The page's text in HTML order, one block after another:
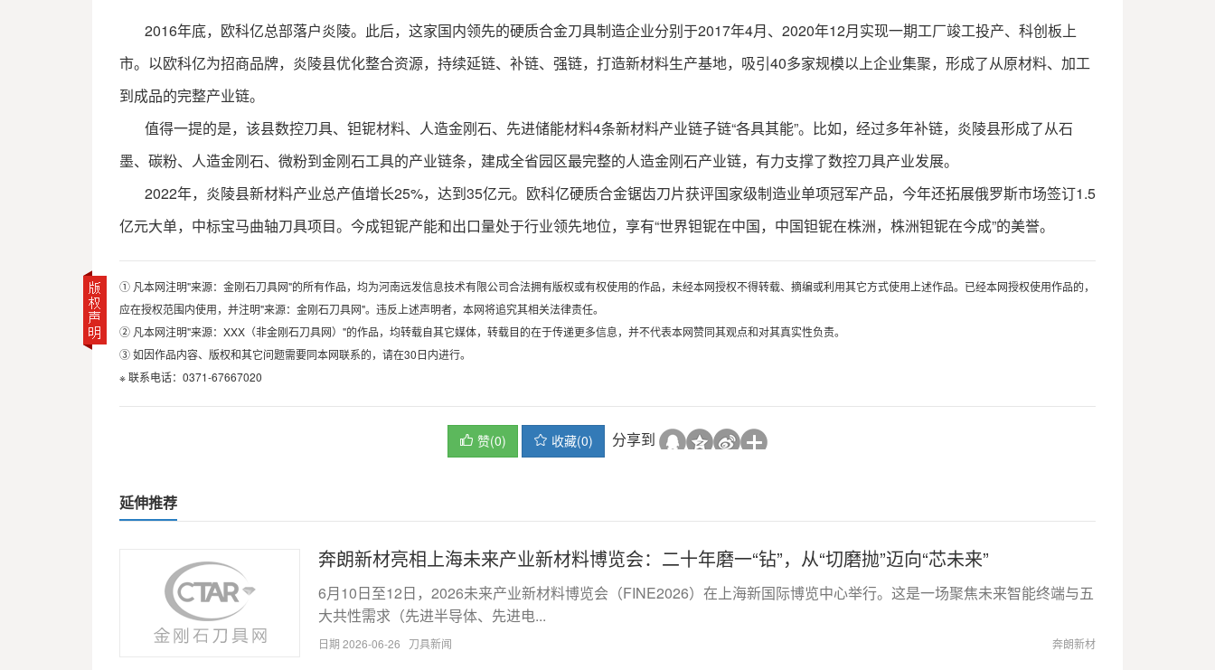
2016年底，欧科亿总部落户炎陵。此后，这家国内领先的硬质合金刀具制造企业分别于2017年4月、2020年12月实现一期工厂竣工投产、科创板上
市。以欧科亿为招商品牌，炎陵县优化整合资源，持续延链、补链、强链，打造新材料生产基地，吸引40多家规模以上企业集聚，形成了从原材料、加工
到成品的完整产业链。
值得一提的是，该县数控刀具、钽铌材料、人造金刚石、先进储能材料4条新材料产业链子链“各具其能”。比如，经过多年补链，炎陵县形成了从石
墨、碳粉、人造金刚石、微粉到金刚石工具的产业链条，建成全省园区最完整的人造金刚石产业链，有力支撑了数控刀具产业发展。
2022年，炎陵县新材料产业总产值增长25%，达到35亿元。欧科亿硬质合金锯齿刀片获评国家级制造业单项冠军产品，今年还拓展俄罗斯市场签订1.5
亿元大单，中标宝马曲轴刀具项目。今成钽铌产能和出口量处于行业领先地位，享有“世界钽铌在中国，中国钽铌在株洲，株洲钽铌在今成”的美誉。
① 凡本网注明"来源：金刚石刀具网"的所有作品，均为河南远发信息技术有限公司合法拥有版权或有权使用的作品，未经本网授权不得转载、摘编或利用其它方式使用上述作品。已经本网授权使用作品的，
应在授权范围内使用，并注明"来源：金刚石刀具网"。违反上述声明者，本网将追究其相关法律责任。
② 凡本网注明"来源：XXX（非金刚石刀具网）"的作品，均转载自其它媒体，转载目的在于传递更多信息，并不代表本网赞同其观点和对其真实性负责。
③ 如因作品内容、版权和其它问题需要同本网联系的，请在30日内进行。
※ 联系电话：0371-67667020
 赞(0)  收藏(0) 分享到
延伸推荐
奔朗新材亮相上海未来产业新材料博览会：二十年磨一“钻”，从“切磨抛”迈向“芯未来”
6月10日至12日，2026未来产业新材料博览会（FINE2026）在上海新国际博览中心举行。这是一场聚焦未来智能终端与五
大共性需求（先进半导体、先进电...
日期 2026-06-26 刀具新闻 奔朗新材